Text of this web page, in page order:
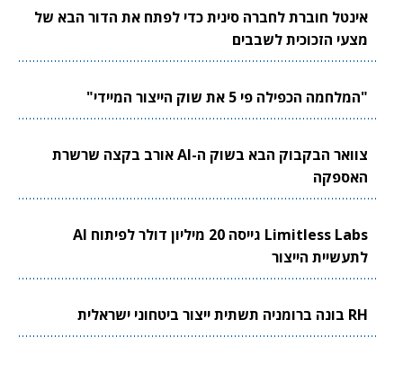
אינטל חוברת לחברה סינית כדי לפתח את הדור הבא של
מצעי הזכוכית לשבבים
"המלחמה הכפילה פי 5 את שוק הייצור המיידי"
צוואר הבקבוק הבא בשוק ה-AI אורב בקצה שרשרת
האספקה
Limitless Labs גייסה 20 מיליון דולר לפיתוח AI
לתעשיית הייצור
RH בונה ברומניה תשתית ייצור ביטחוני ישראלית